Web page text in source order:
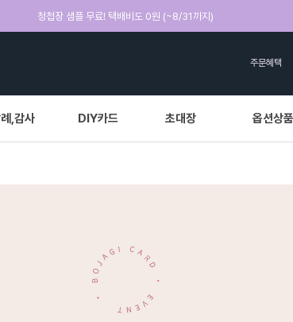
청첩장 샘플 무료! 택배비도 0원 (~8/31까지)
주문혜택
,감사 DIY카드 초대장 옵션상품